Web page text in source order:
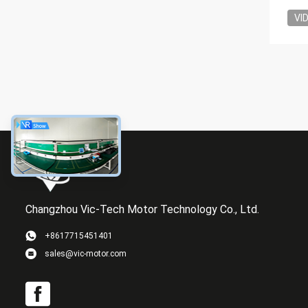
Changzhou Vic-Tech Motor Technology Co., Ltd.
+8617715451401
sales@vic-motor.com